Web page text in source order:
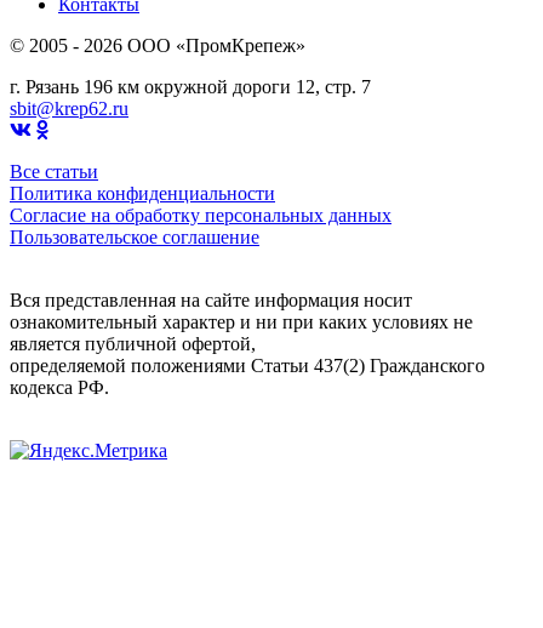
© 2005 - 2026 OOO «ПромКрепеж»
г. Рязань 196 км окружной дороги 12, стр. 7
sbit@krep62.ru
Все статьи
Политика конфиденциальности
Согласие на обработку персональных данных
Пользовательское соглашение
Вся представленная на сайте информация носит
ознакомительный характер и ни при каких условиях не
является публичной офертой,
определяемой положениями Статьи 437(2) Гражданского
кодекса РФ.